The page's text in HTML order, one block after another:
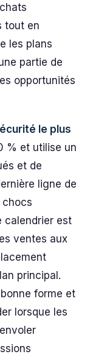
tout en
les plans
partie de
opportunités
le plus
% et utilise un
et de
ligne de
chocs
calendrier est
ventes aux
principal.
forme et
lorsque les